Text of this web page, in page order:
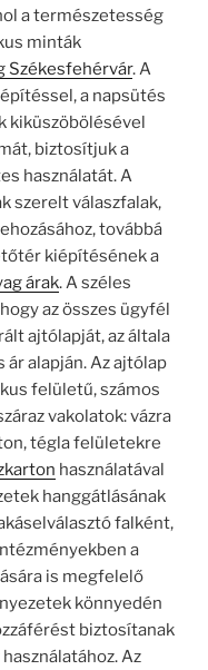
a természetesség
minták
Székesfehérvár. A
a napsütés
kiküszöbölésével
biztosítjuk a
használatát. A
szerelt válaszfalak,
továbbá
kiépítésének a
árak. A széles
az összes ügyfél
ajtólapját, az általa
alapján. Az ajtólap
felületű, számos
vakolatok: vázra
tégla felületekre
használatával
hanggátlásának
falként,
a
is megfelelő
könnyedén
biztosítanak
Az